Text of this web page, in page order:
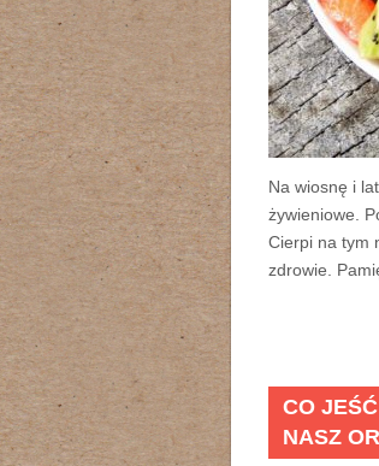
Na wiosnę i
żywieniowe.
Cierpi na tym
zdrowie.
CO
NASZ